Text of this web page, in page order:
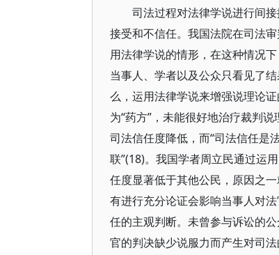
司法过程对法律学说进行间
接受和不信任。我国法院在司法
用法律学说的情形，在这种情况
当事人、学者以及公众只看见了
么，运用法律学说来增强说理论
为“药方”，未能很好地治疗裁判
司法信任度降低，而“司法信任
联”(18)。我国学者周立民通过运
任度显著低于其他公民，原因之
有进行充分论证会影响当事人对
任的主观判断。未曾参与诉讼的
官的判决缺少说服力而产生对司